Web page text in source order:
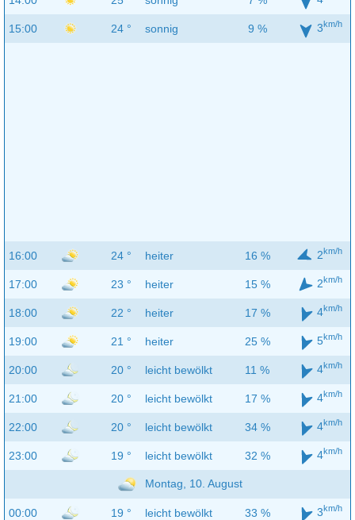
15:00 24 ° sonnig 9 % 3km/h
16:00 24 ° heiter 16 % 2km/h
17:00 23 ° heiter 15 % 2km/h
18:00 22 ° heiter 17 % 4km/h
19:00 21 ° heiter 25 % 5km/h
20:00 20 ° leicht bewölkt 11 % 4km/h
21:00 20 ° leicht bewölkt 17 % 4km/h
22:00 20 ° leicht bewölkt 34 % 4km/h
23:00 19 ° leicht bewölkt 32 % 4km/h
Montag, 10. August
00:00 19 ° leicht bewölkt 33 % 3km/h